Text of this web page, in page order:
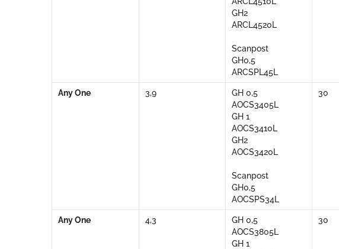
GH2
ARCL4520L
Scanpost
GH0,5
ARCSPL45L
Any One 3,9
GH 0,5
AOCS3405L
GH 1
AOCS3410L
GH2
AOCS3420L
Scanpost
GH0,5
AOCSPS34L
30
Any One 4,3
GH 0,5
AOCS3805L
GH 1
30